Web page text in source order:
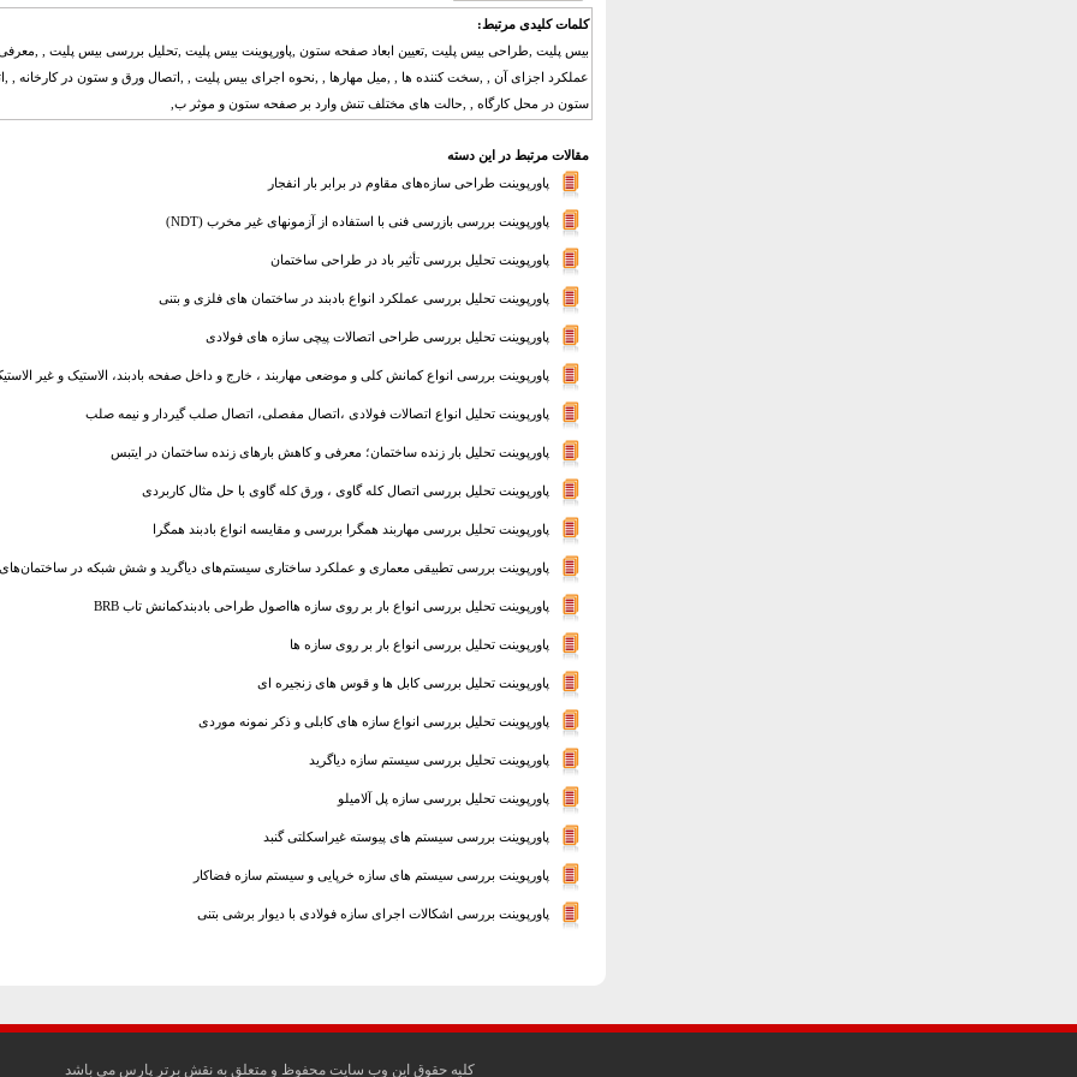
کلمات کلیدی مرتبط:
بیس پلیت ,طراحی بیس پلیت ,تعیین ابعاد صفحه ستون ,پاورپوینت بیس پلیت ,تحلیل بررسی بیس پلیت ,
عملکرد اجزای آن , ,سخت کننده ها , ,میل مهارها , ,نحوه اجرای بیس پلیت , ,اتصال ورق و ستون در کارخانه ,
ستون در محل کارگاه , ,حالت‌ های مختلف تنش وارد بر صفحه ستون و موثر ب,
مقالات مرتبط در این دسته
پاورپوینت طراحی سازه‌های مقاوم در برابر بار انفجار
پاورپوینت بررسی بازرسی فنی با استفاده از آزمونهای غیر مخرب (NDT)
پاورپوینت تحلیل بررسی تأثیر باد در طراحی ساختمان
پاورپوینت تحلیل بررسی عملکرد انواع بادبند در ساختمان های فلزی و بتنی
پاورپوینت تحلیل بررسی طراحی اتصالات پیچی سازه های فولادی
پاورپوینت بررسی انواع کمانش کلی و موضعی مهاربند ، خارج و داخل صفحه بادبند، الاستیک و غیر
پاورپوینت تحلیل انواع اتصالات فولادی ،اتصال مفصلی، اتصال صلب گیردار و نیمه صلب
پاورپوینت تحلیل بار زنده ساختمان؛ معرفی و کاهش بارهای زنده ساختمان در ایتبس
پاورپوینت تحلیل بررسی اتصال کله گاوی ، ورق کله گاوی با حل مثال کاربردی
پاورپوینت تحلیل بررسی مهاربند همگرا بررسی و مقایسه انواع بادبند همگرا
پاورپوینت بررسی تطبیقی ​​معماری و عملکرد ساختاری سیستم‌های دیاگرید و شش شبکه در ساختمان‌های
پاورپوینت تحلیل بررسی انواع بار بر روی سازه هااصول طراحی بادبندکمانش تاب BRB
پاورپوینت تحلیل بررسی انواع بار بر روی سازه ها
پاورپوینت تحلیل بررسی کابل ها و قوس های زنجیره ای
پاورپوینت تحلیل بررسی انواع سازه های کابلی و ذکر نمونه موردی
پاورپوینت تحلیل بررسی سیستم سازه دیاگرید
پاورپوینت تحلیل بررسی سازه پل آلامیلو
پاورپوینت بررسی سیستم های پیوسته غیراسکلتی گنبد
پاورپوینت بررسی سیستم های سازه خرپایی و سیستم سازه فضاکار
پاورپوینت بررسی اشکالات اجرای سازه فولادی با دیوار برشی بتنی
کليه حقوق اين وب سايت محفوظ و متعلق به نقش برتر پارس مي باشد